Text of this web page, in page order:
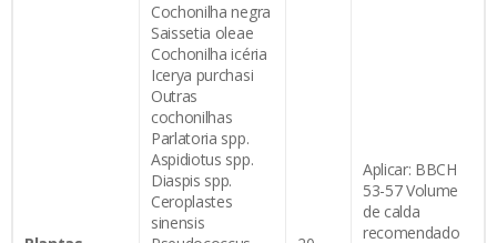
Cochonilha negra
Saissetia oleae
Cochonilha icéria
Icerya purchasi
Outras
cochonilhas
Parlatoria spp.
Aspidiotus spp.
Diaspis spp.
Ceroplastes
sinensis
Aplicar: BBCH
53-57 Volume
de calda
recomendado